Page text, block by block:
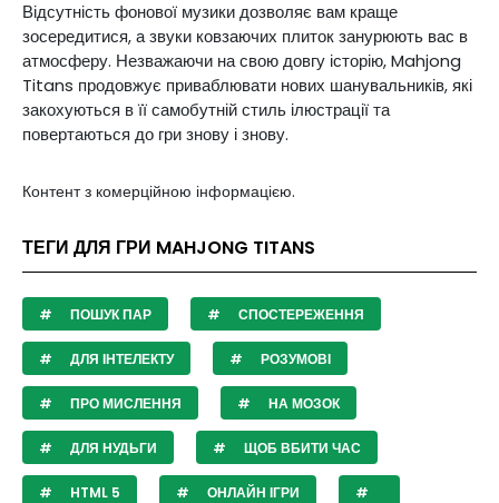
Відсутність фонової музики дозволяє вам краще
зосередитися, а звуки ковзаючих плиток занурюють вас в
атмосферу. Незважаючи на свою довгу історію, Mahjong
Titans продовжує приваблювати нових шанувальників, які
закохуються в її самобутній стиль ілюстрації та
повертаються до гри знову і знову.
Контент з комерційною інформацією.
ТЕГИ ДЛЯ ГРИ MAHJONG TITANS
ПОШУК ПАР СПОСТЕРЕЖЕННЯ
ДЛЯ ІНТЕЛЕКТУ РОЗУМОВІ
ПРО МИСЛЕННЯ НА МОЗОК
ДЛЯ НУДЬГИ ЩОБ ВБИТИ ЧАС
HTML 5 ОНЛАЙН ІГРИ